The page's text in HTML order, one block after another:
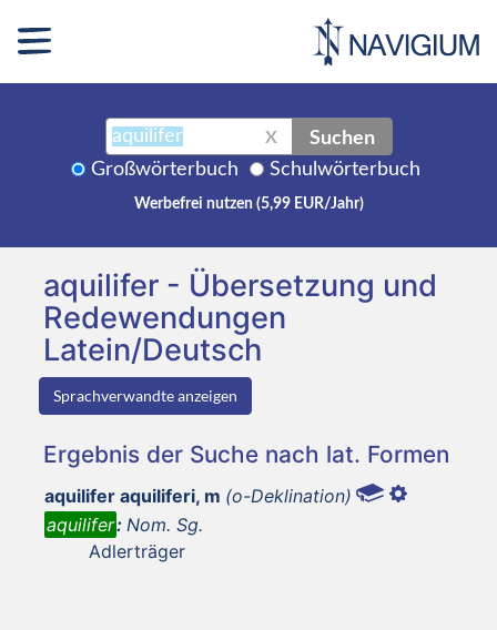
X Suchen
Großwörterbuch Schulwörterbuch
Werbefrei nutzen (5,99 EUR/Jahr)
aquilifer - Übersetzung und
Redewendungen
Latein/Deutsch
Sprachverwandte anzeigen
Ergebnis der Suche nach lat. Formen
aquilifer aquiliferi, m (o-Deklination)
aquilifer: Nom. Sg.
Adlerträger